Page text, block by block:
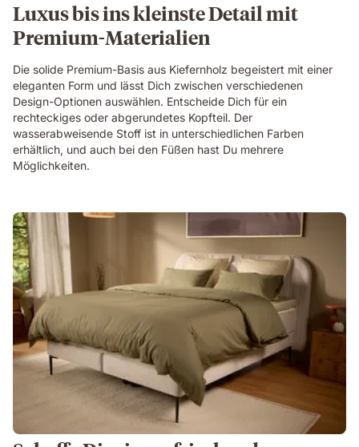
Luxus bis ins kleinste Detail mit
Premium-Materialien
Die solide Premium-Basis aus Kiefernholz begeistert mit einer
eleganten Form und lässt Dich zwischen verschiedenen
Design-Optionen auswählen. Entscheide Dich für ein
rechteckiges oder abgerundetes Kopfteil. Der
wasserabweisende Stoff ist in unterschiedlichen Farben
erhältlich, und auch bei den Füßen hast Du mehrere
Möglichkeiten.